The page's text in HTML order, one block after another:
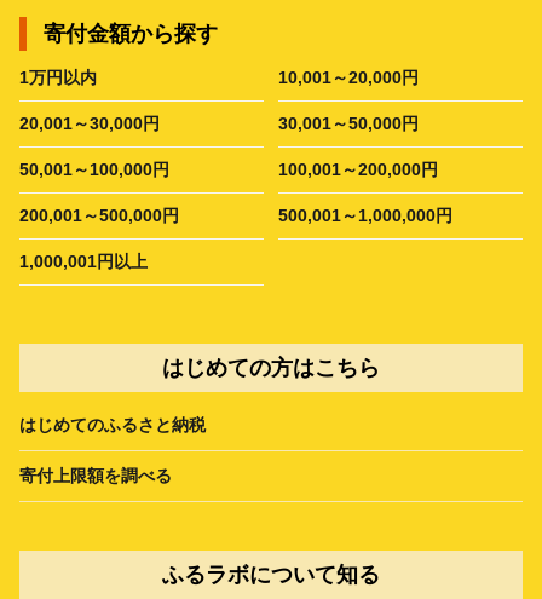
寄付金額から探す
1万円以内 10,001～20,000円
20,001～30,000円 30,001～50,000円
50,001～100,000円 100,001～200,000円
200,001～500,000円 500,001～1,000,000円
1,000,001円以上
はじめての方はこちら
はじめてのふるさと納税
寄付上限額を調べる
ふるラボについて知る